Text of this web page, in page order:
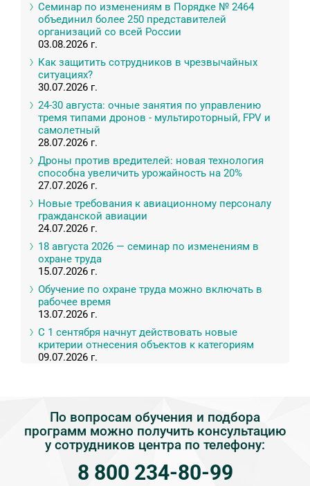
Семинар по изменениям в Порядке № 2464
объединил более 250 представителей
организаций со всей России
03.08.2026 г.
Как защитить сотрудников в чрезвычайных
ситуациях?
30.07.2026 г.
24-30 августа: очные занятия по управлению
тремя типами дронов - мультироторный, FPV и
самолетный
28.07.2026 г.
Дроны против вредителей: новая технология
способна увеличить урожайность на 20%
27.07.2026 г.
Новые требования к авиационному персоналу
гражданской авиации
24.07.2026 г.
18 августа 2026 — семинар по изменениям в
охране труда
15.07.2026 г.
Обучение по охране труда можно включать в
рабочее время
13.07.2026 г.
С 1 сентября начнут действовать новые
критерии отнесения объектов к категориям
09.07.2026 г.
По вопросам обучения и подбора
программ можно получить консультацию
у сотрудников центра по телефону:
8 800 234-80-99